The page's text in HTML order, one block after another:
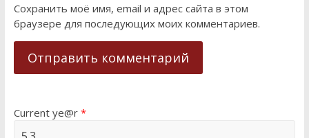
Сохранить моё имя, email и адрес сайта в этом
браузере для последующих моих комментариев.
Current ye@r *